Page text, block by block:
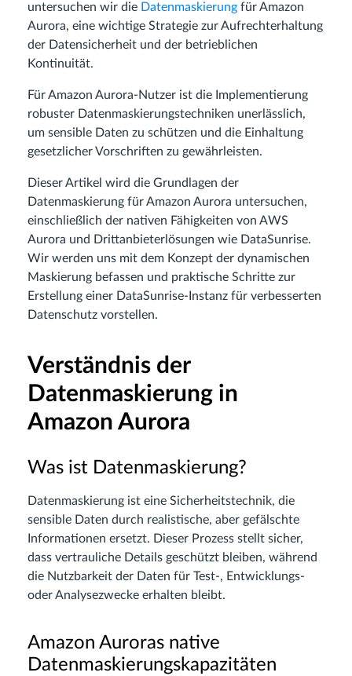
untersuchen wir die Datenmaskierung für Amazon
Aurora, eine wichtige Strategie zur Aufrechterhaltung
der Datensicherheit und der betrieblichen
Kontinuität.
Für Amazon Aurora-Nutzer ist die Implementierung
robuster Datenmaskierungstechniken unerlässlich,
um sensible Daten zu schützen und die Einhaltung
gesetzlicher Vorschriften zu gewährleisten.
Dieser Artikel wird die Grundlagen der
Datenmaskierung für Amazon Aurora untersuchen,
einschließlich der nativen Fähigkeiten von AWS
Aurora und Drittanbieterlösungen wie DataSunrise.
Wir werden uns mit dem Konzept der dynamischen
Maskierung befassen und praktische Schritte zur
Erstellung einer DataSunrise-Instanz für verbesserten
Datenschutz vorstellen.
Verständnis der
Datenmaskierung in
Amazon Aurora
Was ist Datenmaskierung?
Datenmaskierung ist eine Sicherheitstechnik, die
sensible Daten durch realistische, aber gefälschte
Informationen ersetzt. Dieser Prozess stellt sicher,
dass vertrauliche Details geschützt bleiben, während
die Nutzbarkeit der Daten für Test-, Entwicklungs-
oder Analysezwecke erhalten bleibt.
Amazon Auroras native
Datenmaskierungskapazitäten